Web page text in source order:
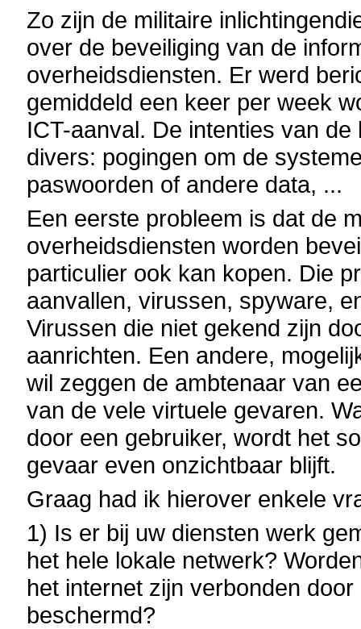
Zo zijn de militaire
over de beveiliging van de
overheidsdiensten. Er werd
gemiddeld een keer per week
ICT-aanval. De intenties van
divers: pogingen om de
paswoorden of andere data, ...
Een eerste probleem is dat de
overheidsdiensten worden
particulier ook kan kopen. Die
aanvallen, virussen, spyware,
Virussen die niet gekend zijn
aanrichten. Een andere,
wil zeggen de ambtenaar van
van de vele virtuele gevaren.
door een gebruiker, wordt het
gevaar even onzichtbaar blijft.
Graag had ik hierover enkele
1) Is er bij uw diensten werk
het hele lokale netwerk?
het internet zijn verbonden
beschermd?